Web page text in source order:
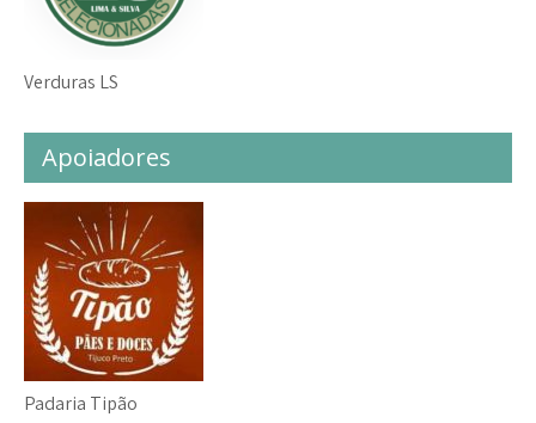
Verduras LS
Apoiadores
Padaria Tipão